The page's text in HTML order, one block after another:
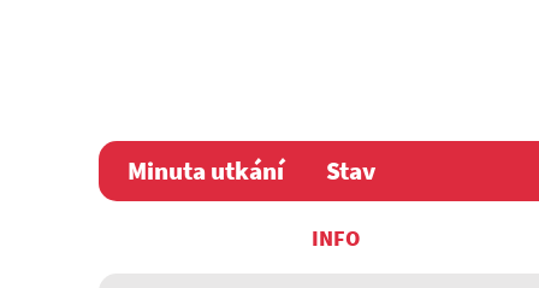
Minuta utkání Stav
INFO